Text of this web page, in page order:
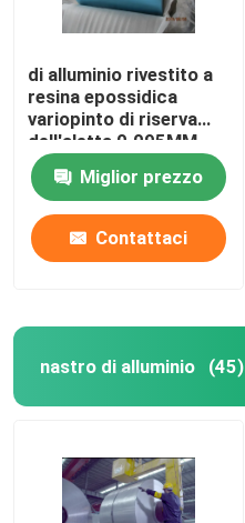
di alluminio rivestito a
resina epossidica
variopinto di riserva
dell'aletta 0.095MM
con la varia larghezza
Miglior prezzo
Contattaci
nastro di alluminio (45)